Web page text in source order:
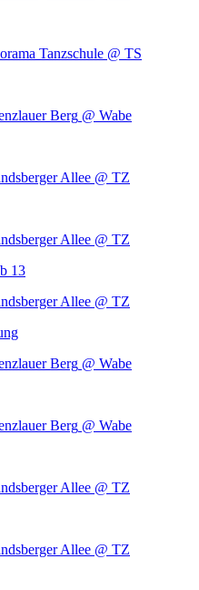
Tanzschule @ TS
Berg @ Wabe
Allee @ TZ
Allee @ TZ
13
Allee @ TZ
Berg @ Wabe
Berg @ Wabe
Allee @ TZ
Allee @ TZ